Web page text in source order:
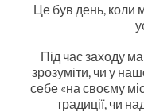
Це був день, коли
Під час заходу
зрозуміти, чи у
себе «на своєму
традиції, чи